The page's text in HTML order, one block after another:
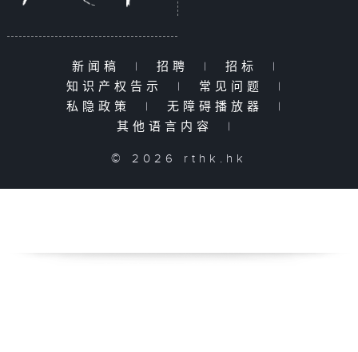
新闻稿 | 招聘 | 招标
|
知识产权告示
| 常见问题
|
私隐政策
| 无障碍播放器
|
其他语言内容
|
© 2026 rthk.hk